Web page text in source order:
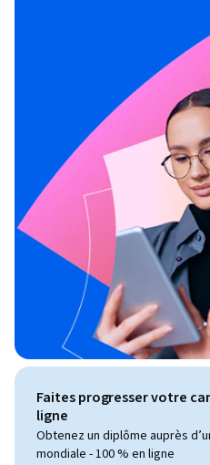
Faites progresser votre
ligne
Obtenez un diplôme auprès
mondiale - 100 % en ligne